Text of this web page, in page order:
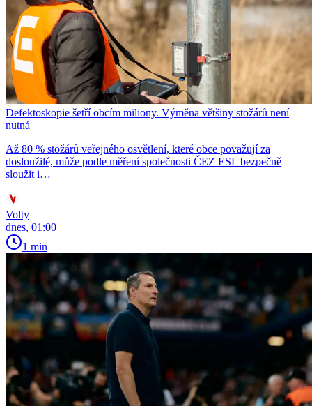
Defektoskopie šetří obcím miliony. Výměna většiny stožárů není
nutná
Až 80 % stožárů veřejného osvětlení, které obce považují za
dosloužilé, může podle měření společnosti ČEZ ESL bezpečně
sloužit i…
Volty
dnes, 01:00
1 min